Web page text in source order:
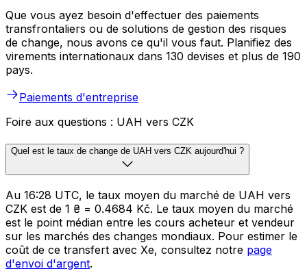
Que vous ayez besoin d'effectuer des paiements
transfrontaliers ou de solutions de gestion des risques
de change, nous avons ce qu'il vous faut. Planifiez des
virements internationaux dans 130 devises et plus de 190
pays.
Paiements d'entreprise
Foire aux questions : UAH vers CZK
Quel est le taux de change de UAH vers CZK aujourd'hui ?
Au 16:28 UTC, le taux moyen du marché de UAH vers
CZK est de 1 ₴ = 0.4684 Kč. Le taux moyen du marché
est le point médian entre les cours acheteur et vendeur
sur les marchés des changes mondiaux. Pour estimer le
coût de ce transfert avec Xe, consultez notre page
d'envoi d'argent.